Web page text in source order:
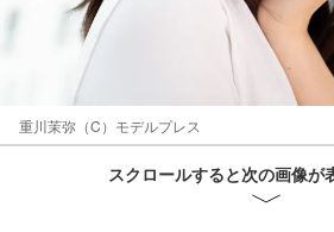
重川茉弥（C）モデルプレス
スクロールすると次の画像が